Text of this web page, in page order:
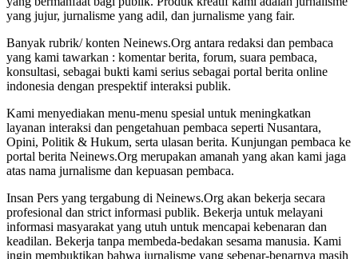
yang jujur, jurnalisme yang adil, dan jurnalisme yang fair.
Banyak rubrik/ konten Neinews.Org antara redaksi dan pembaca
yang kami tawarkan : komentar berita, forum, suara pembaca,
konsultasi, sebagai bukti kami serius sebagai portal berita online
indonesia dengan prespektif interaksi publik.
Kami menyediakan menu-menu spesial untuk meningkatkan
layanan interaksi dan pengetahuan pembaca seperti Nusantara,
Opini, Politik & Hukum, serta ulasan berita. Kunjungan pembaca ke
portal berita Neinews.Org merupakan amanah yang akan kami jaga
atas nama jurnalisme dan kepuasan pembaca.
Insan Pers yang tergabung di Neinews.Org akan bekerja secara
profesional dan strict informasi publik. Bekerja untuk melayani
informasi masyarakat yang utuh untuk mencapai kebenaran dan
keadilan. Bekerja tanpa membeda-bedakan sesama manusia. Kami
ingin membuktikan bahwa jurnalisme yang sebenar-benarnya masih